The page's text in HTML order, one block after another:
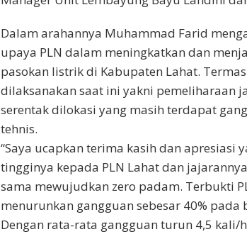
Dalam arahannya Muhammad Farid
upaya PLN dalam meningkatkan dan
pasokan listrik di Kabupaten Lahat.
dilaksanakan saat ini yakni pemeliharaan
serentak dilokasi yang masih terdapat
tehnis.
“Saya ucapkan terima kasih dan apresiasi
tingginya kepada PLN Lahat dan
sama mewujudkan zero padam. Terbukti
menurunkan gangguan sebesar 40% pada
Dengan rata-rata gangguan turun 4,5 kali/